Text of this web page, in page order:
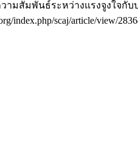
วามสัมพันธ์ระหว่างแรงจูงใจ
index.php/scaj/article/view/